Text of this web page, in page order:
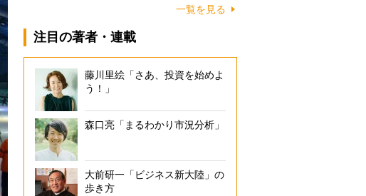
一覧を見る
注目の著者・連載
藤川里絵「さあ、投資を始めよ
う！」
森口亮「まるわかり市況分析」
大前研一「ビジネス新大陸」の
歩き方